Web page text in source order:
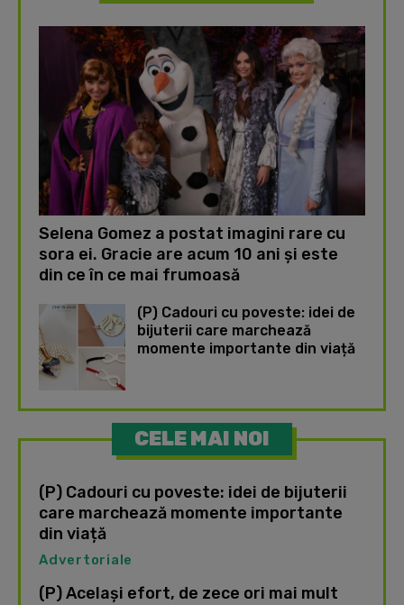
Selena Gomez a postat imagini rare cu
sora ei. Gracie are acum 10 ani și este
din ce în ce mai frumoasă
(P) Cadouri cu poveste: idei de
bijuterii care marchează
momente importante din viață
CELE MAI NOI
(P) Cadouri cu poveste: idei de bijuterii
care marchează momente importante
din viață
Advertoriale
(P) Același efort, de zece ori mai mult